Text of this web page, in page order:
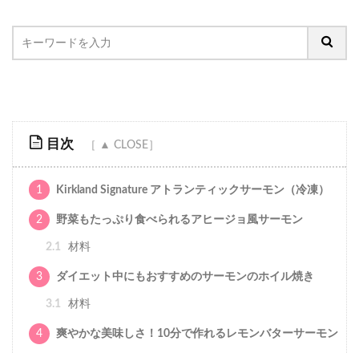
目次
1 Kirkland Signature アトランティックサーモン（冷凍）
2 野菜もたっぷり食べられるアヒージョ風サーモン
2.1 材料
3 ダイエット中にもおすすめのサーモンのホイル焼き
3.1 材料
4 爽やかな美味しさ！10分で作れるレモンバターサーモン